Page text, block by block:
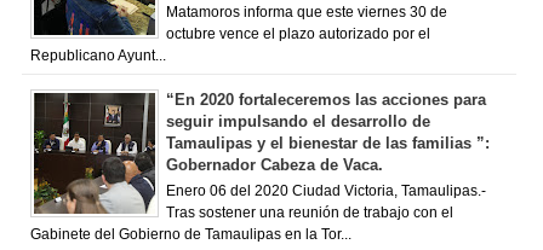
Matamoros informa que este viernes 30 de
octubre vence el plazo autorizado por el
Republicano Ayunt...
“En 2020 fortaleceremos las acciones para
seguir impulsando el desarrollo de
Tamaulipas y el bienestar de las familias ”:
Gobernador Cabeza de Vaca.
Enero 06 del 2020 Ciudad Victoria, Tamaulipas.-
Tras sostener una reunión de trabajo con el
Gabinete del Gobierno de Tamaulipas en la Tor...